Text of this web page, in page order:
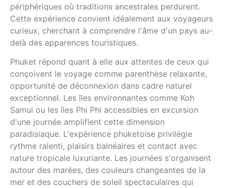
périphériques où traditions ancestrales perdurent.
Cette expérience convient idéalement aux voyageurs
curieux, cherchant à comprendre l'âme d'un pays au-
delà des apparences touristiques.
Phuket répond quant à elle aux attentes de ceux qui
conçoivent le voyage comme parenthèse relaxante,
opportunité de déconnexion dans cadre naturel
exceptionnel. Les îles environnantes comme Koh
Samui ou les îles Phi Phi accessibles en excursion
d'une journée amplifient cette dimension
paradisiaque. L'expérience phuketoise privilégie
rythme ralenti, plaisirs balnéaires et contact avec
nature tropicale luxuriante. Les journées s'organisent
autour des marées, des couleurs changeantes de la
mer et des couchers de soleil spectaculaires qui